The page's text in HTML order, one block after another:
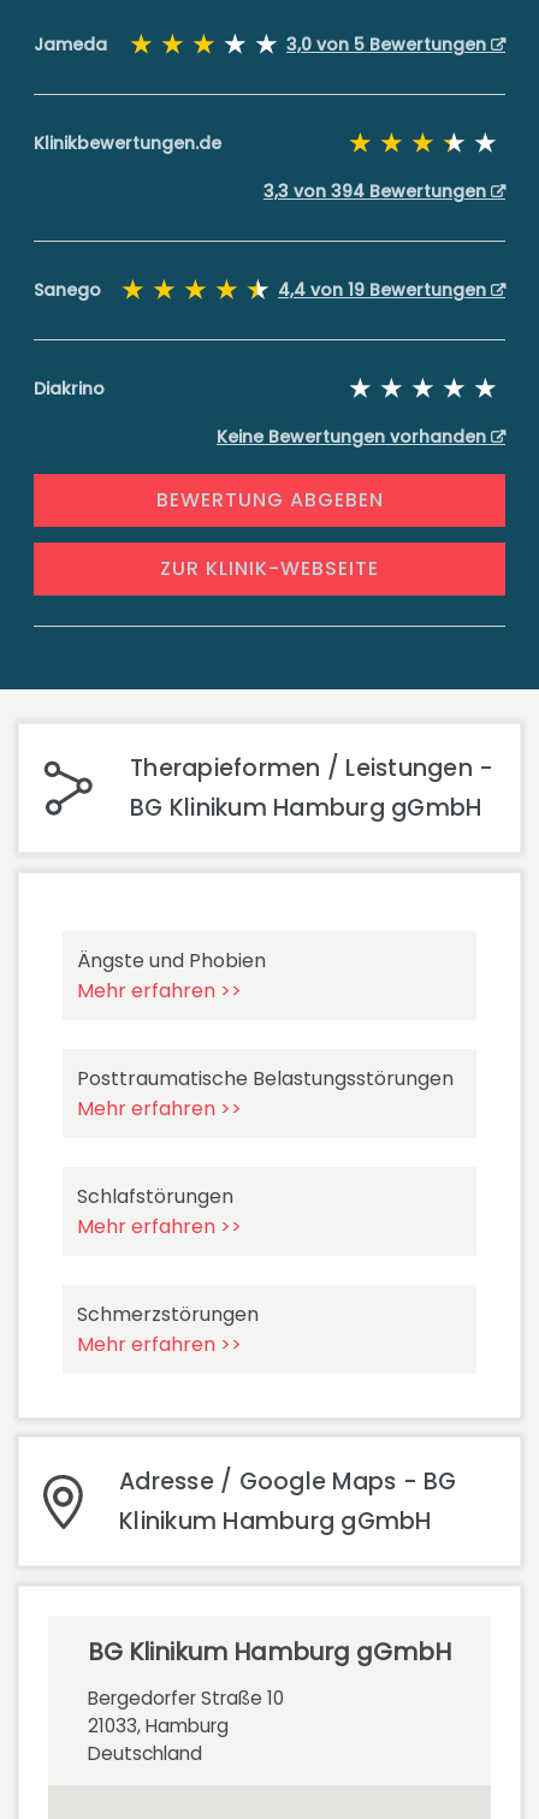
Jameda 3,0 von 5 Bewertungen
Klinikbewertungen.de
3,3 von 394 Bewertungen
Sanego 4,4 von 19 Bewertungen
Diakrino
Keine Bewertungen vorhanden
BEWERTUNG ABGEBEN
ZUR KLINIK-WEBSEITE
Therapieformen / Leistungen -
BG Klinikum Hamburg gGmbH
Ängste und Phobien
Mehr erfahren >>
Posttraumatische Belastungsstörungen
Mehr erfahren >>
Schlafstörungen
Mehr erfahren >>
Schmerzstörungen
Mehr erfahren >>
Adresse / Google Maps - BG
Klinikum Hamburg gGmbH
BG Klinikum Hamburg gGmbH
Bergedorfer Straße 10
21033, Hamburg
Deutschland